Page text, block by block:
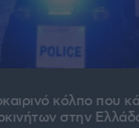
κόλπο που
στην